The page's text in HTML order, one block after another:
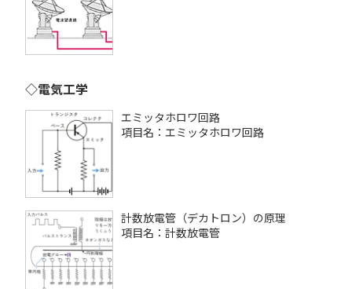
◇電気工学
エミッタホロワ回路
項目名：エミッタホロワ回路
計数放電管（デカトロン）の原理
項目名：計数放電管